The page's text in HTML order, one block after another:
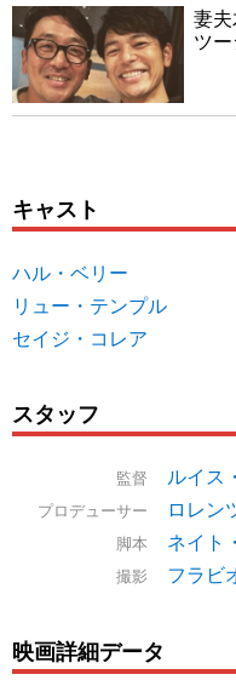
妻
ツ
キャスト
ハル・ベリー
リュー・テンプル
セイジ・コレア
スタッフ
監督 ルイス
プロデューサー ロレン
脚本 ネイト
撮影 フラビ
映画詳細データ